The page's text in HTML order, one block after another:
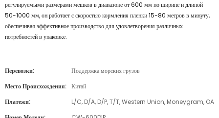
регулируемыми размерами мешков в диапазоне от 600 мм по ширине и длиной
50-1000 мм, он работает с скоростью кормления пленки 15-80 метров в минуту,
обеспечивая эффективное производство для удовлетворения различных
потребностей в упаковке.
Перевозки:
Поддержка морских грузов
Место Происхождения: Китай
Платежи:
L/C, D/A, D/P, T/T, Western Union, Moneygram, OA